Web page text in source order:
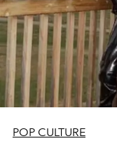
POP CULTURE